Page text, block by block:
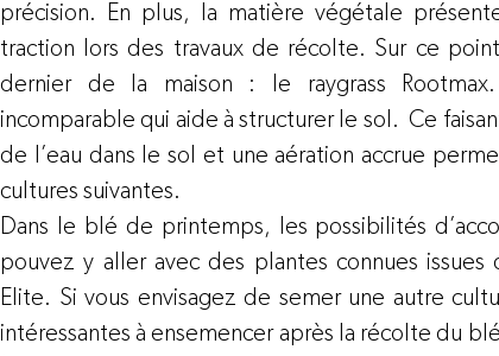
précision. En plus, la matière végétale
traction lors des travaux de récolte. Sur ce
dernier de la maison : le raygrass
incomparable qui aide à structurer le sol.  Ce
de l’eau dans le sol et une aération accrue
cultures suivantes.
Dans le blé de printemps, les possibilités
pouvez y aller avec des plantes connues
Elite. Si vous envisagez de semer une autre
intéressantes à ensemencer après la récolte du